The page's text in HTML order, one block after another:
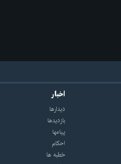
اخبار
دیدارها
بازديدها
پيامها
احكام
خطبه ها